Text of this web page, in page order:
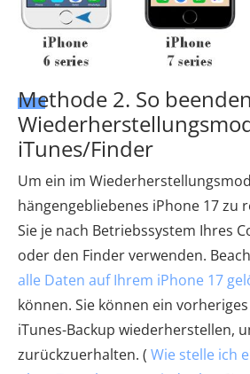
Methode 2. So
iTunes/Finder
Um ein im
hängengebliebenes iPhone 17 zu
Sie je nach Betriebssystem Ihres
oder den Finder verwenden.
alle Daten auf Ihrem iPhone 17
können. Sie können ein
iTunes-Backup wiederherstellen,
zurückzuerhalten. ( Wie stelle ich